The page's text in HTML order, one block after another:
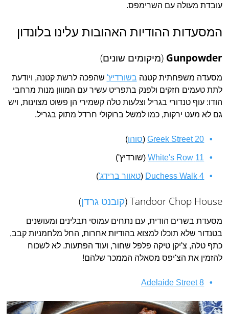
עובדת מעולה עם השרימפס.
המסעדות ההודיות האהובות עלינו בלונדון
Gunpowder (מיקומים שונים)
מסעדה משפחתית קטנה בשורדיץ' שהפכה לרשת קטנה, ויודעת
לתת טעמים חזקים ולפנק בתפריט עשיר עם המווון מנות מרחבי
הודו: עוף טנדורי בגריל וצלעות טלה קשמירי הן פשוט מצוינות, ויש
גם לא מעט ירקות, כמו למשל ברוקולי חרדל מתוק בגריל.
20 Greek Street
(סוהו)
11 White's Row (שורדיץ')
4 Duchess Walk
(טאוור ברידג')
Tandoor Chop House ( קובנט גרדן)
מסעדת בשרים הודית, עם נתחים עמוסי תבלינים ומעושנים
בטנדור שלא תוכלו למצוא בהודיות אחרות, החל מלחמניות קבב,
כתף טלה, צ'יקן טיקה פלפל שחור, ועוד הפתעות. לא לשכוח
להזמין את הצ'יפס מסאלה הממכר שלהם!
8 Adelaide Street